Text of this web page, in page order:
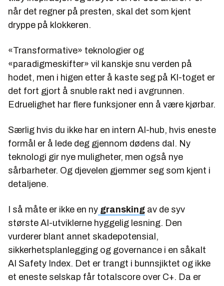
når det regner på presten, skal det som kjent
dryppe på klokkeren.
«Transformative» teknologier og
«paradigmeskifter» vil kanskje snu verden på
hodet, men i higen etter å kaste seg på KI-toget er
det fort gjort å snuble rakt ned i avgrunnen.
Edruelighet har flere funksjoner enn å være kjørbar.
Særlig hvis du ikke har en intern AI-hub, hvis eneste
formål er å lede deg gjennom dødens dal. Ny
teknologi gir nye muligheter, men også nye
sårbarheter. Og djevelen gjemmer seg som kjent i
detaljene.
I så måte er ikke en ny gransking av de syv
største AI-utviklerne hyggelig lesning. Den
vurderer blant annet skadepotensial,
sikkerhetsplanlegging og governance i en såkalt
AI Safety Index. Det er trangt i bunnsjiktet og ikke
et eneste selskap får totalscore over C+. Da er